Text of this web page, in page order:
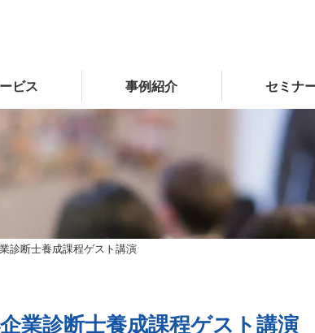
ビス 事例紹介 セミナ
診断士養成課程ゲスト講演
業診断士養成課程ゲスト講演